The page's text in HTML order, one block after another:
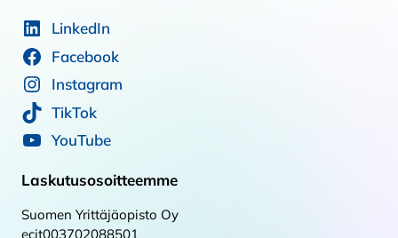
LinkedIn
Facebook
Instagram
TikTok
YouTube
Laskutusosoitteemme
Suomen Yrittäjäopisto Oy
ecit003702088501